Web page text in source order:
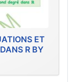
ET
R BY